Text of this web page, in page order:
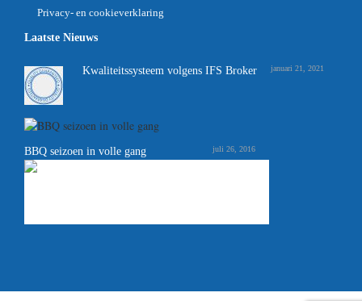
Privacy- en cookieverklaring
Laatste Nieuws
Kwaliteitssysteem volgens IFS Broker januari 21, 2021
BBQ seizoen in volle gang juli 26, 2016